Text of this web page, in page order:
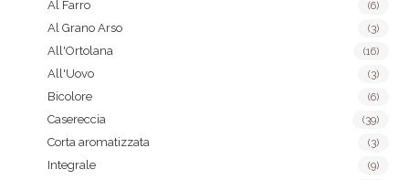
Al Farro (6)
Al Grano Arso (3)
All'Ortolana (16)
All'Uovo (3)
Bicolore (6)
Casereccia (39)
Corta aromatizzata (3)
Integrale (9)